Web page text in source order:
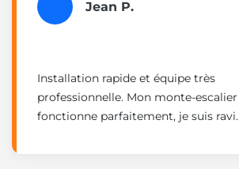
Jean P.
Installation rapide et équipe très
professionnelle. Mon monte-escalier
fonctionne parfaitement, je suis ravi.